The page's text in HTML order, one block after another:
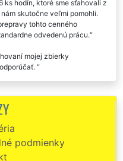
ks hodín, ktoré sme sťahovali z
skutočne veľmi pomohli.
tohto cenného
odvedenú prácu.
mojej zbierky
by som poďakovať za
z tejto sťahovacej firmy
služby týchto pánov, sú to
podmienky